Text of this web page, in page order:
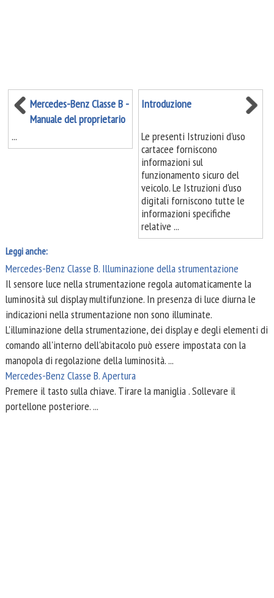
Mercedes-Benz Classe B -
Manuale del proprietario
...
Introduzione
Le presenti Istruzioni d'uso
cartacee forniscono
informazioni sul
funzionamento sicuro del
veicolo. Le Istruzioni d'uso
digitali forniscono tutte le
informazioni specifiche
relative ...
Leggi anche:
Mercedes-Benz Classe B. Illuminazione della strumentazione
Il sensore luce nella strumentazione regola automaticamente la
luminosità sul display multifunzione. In presenza di luce diurna le
indicazioni nella strumentazione non sono illuminate.
L'illuminazione della strumentazione, dei display e degli elementi di
comando all'interno dell'abitacolo può essere impostata con la
manopola di regolazione della luminosità. ...
Mercedes-Benz Classe B. Apertura
Premere il tasto sulla chiave. Tirare la maniglia . Sollevare il
portellone posteriore. ...